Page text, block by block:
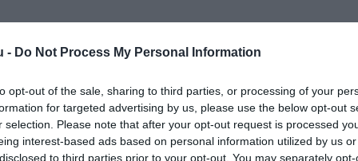
- Do Not Process My Personal Information
opt-out of the sale, sharing to third parties, or processing of your
for targeted advertising by us, please use the below opt-out
selection. Please note that after your opt-out request is processed
interest-based ads based on personal information utilized by us
to third parties prior to your opt-out. You may separately